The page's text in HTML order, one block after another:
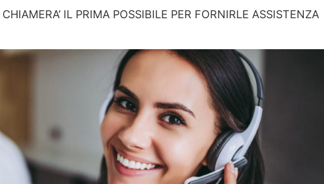
IL PRIMA POSSIBILE PER FORNIRLE ASSISTENZA